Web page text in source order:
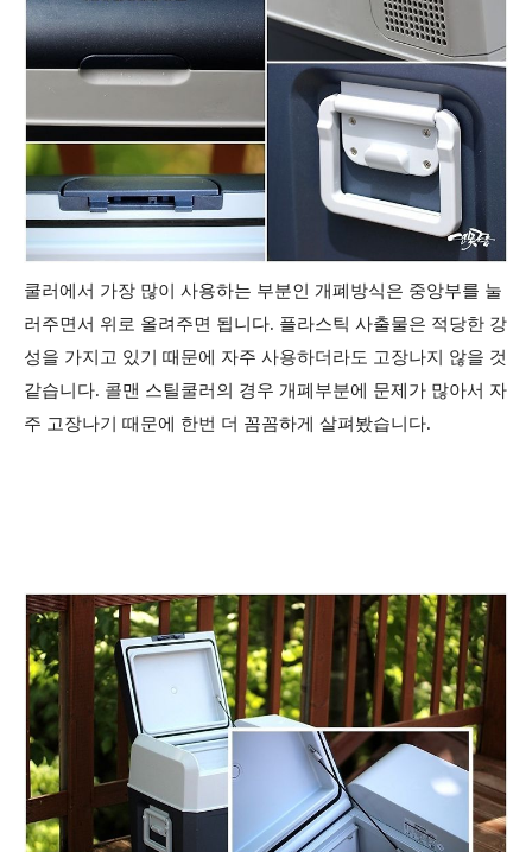
쿨러에서 가장 많이 사용하는 부분인 개폐방식은 중앙부를 눌
러주면서 위로 올려주면 됩니다. 플라스틱 사출물은 적당한 강
성을 가지고 있기 때문에 자주 사용하더라도 고장나지 않을 것
같습니다. 콜맨 스틸쿨러의 경우 개폐부분에 문제가 많아서 자
주 고장나기 때문에 한번 더 꼼꼼하게 살펴봤습니다.